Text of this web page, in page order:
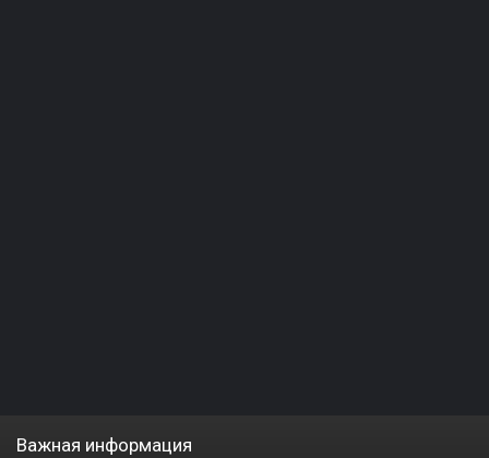
Важная информация